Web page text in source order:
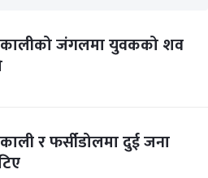
जंगलमा युवकको शव
र फर्सीडोलमा दुई जना